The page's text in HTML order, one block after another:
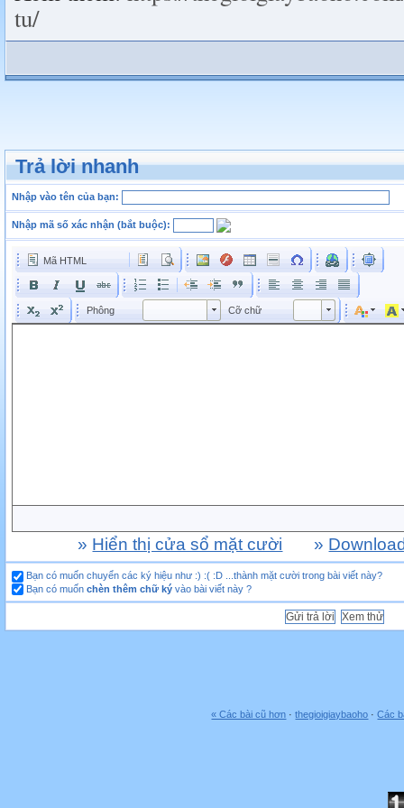
tu/
Trả lời nhanh
Nhập vào tên của bạn:
Nhập mã số xác nhận (bắt buộc):
Mã HTML
Phông Phông Cỡ chữ Kích cỡ phông
» Hiển thị cửa sổ mặt cười »
Bạn có muốn chuyển các ký hiệu như :) :( :D ...thành mặt cười trong bài viết này?
Bạn có muốn chèn thêm chữ ký vào bài viết này ?
« Các bài cũ hơn ·thegioigiaybaoho ·Các